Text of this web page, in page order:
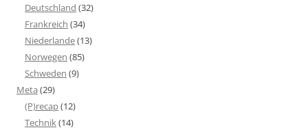
Deutschland (32)
Frankreich (34)
Niederlande(13)
Norwegen (85)
Schweden (9)
Meta (29)
(P)recap(12)
Technik(14)